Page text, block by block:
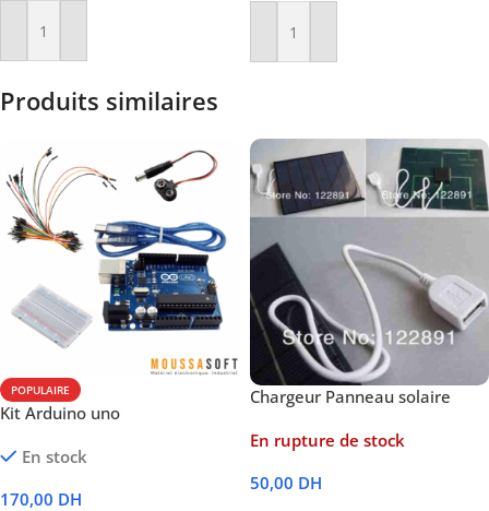
Ajouter Au Panier Ajouter Au Panier
Produits similaires
POPULAIRE
Kit Arduino uno
En stock
170,00 DH
Chargeur Panneau solaire
En rupture de stock
50,00 DH